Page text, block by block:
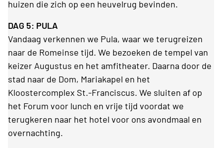
huizen die zich op een heuvelrug bevinden.
DAG 5: PULA
Vandaag verkennen we Pula, waar we terugreizen
naar de Romeinse tijd. We bezoeken de tempel van
keizer Augustus en het amfitheater. Daarna door de
stad naar de Dom, Mariakapel en het
Kloostercomplex St.-Franciscus. We sluiten af op
het Forum voor lunch en vrije tijd voordat we
terugkeren naar het hotel voor ons avondmaal en
overnachting.